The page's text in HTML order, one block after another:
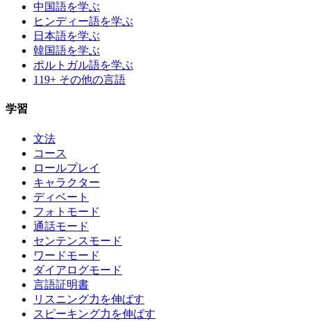
中国語を学ぶ
ヒンディー語を学ぶ
日本語を学ぶ
韓国語を学ぶ
ポルトガル語を学ぶ
119+ その他の言語
学習
文法
コース
ロールプレイ
キャラクター
ディベート
フォトモード
通話モード
センテンスモード
ワードモード
ダイアログモード
言語証明書
リスニング力を伸ばす
スピーキング力を伸ばす